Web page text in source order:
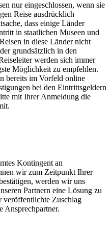
nur eingeschlossen, wenn sie
Reise ausdrücklich
dass einige Länder
in staatlichen Museen und
in diese Länder nicht
grundsätzlich in den
werden sich immer
Möglichkeit zu empfehlen.
bereits im Vorfeld online
bei den Eintrittsgeldern
mit Ihrer Anmeldung die
Kontingent an
wir zum Zeitpunkt Ihrer
werden wir uns
Partnern eine Lösung zu
veröffentlichte Zuschlag
Ansprechpartner.